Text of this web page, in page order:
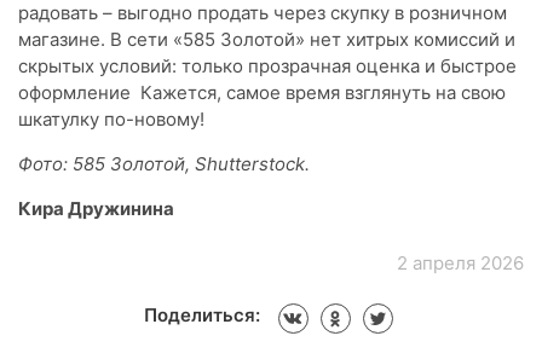
радовать – выгодно продать через скупку в розничном
магазине. В сети «585 Золотой» нет хитрых комиссий и
скрытых условий: только прозрачная оценка и быстрое
оформление Кажется, самое время взглянуть на свою
шкатулку по-новому!
Фото: 585 Золотой, Shutterstock.
Кира Дружинина
2 апреля 2026
Поделиться: